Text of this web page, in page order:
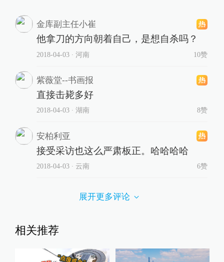
金库副主任小崔
他拿刀的方向朝着自己，是想自杀吗？
2018-04-03∙ 河南 10赞
紫薇堂--书画报
直接击毙多好
2018-04-03∙ 湖南 8赞
安柏利亚
接受采访也这么严肃板正。哈哈哈哈
2018-04-03∙ 云南 6赞
展开更多评论
相关推荐